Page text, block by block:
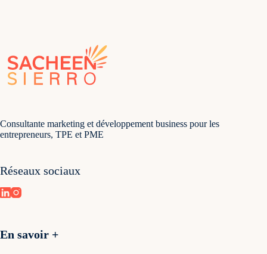
Consultante marketing et développement business pour les
entrepreneurs, TPE et PME
Réseaux sociaux
En savoir +